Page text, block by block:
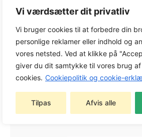
Vi værdsætter dit privatliv
Vi bruger cookies til at forbedre din
personlige reklamer eller indhold og
vores netsted. Ved at klikke på
giver du dit samtykke til vores brug af
cookies. Cookiepolitik og cookie-
Tilpas Afvis alle
5
3
1